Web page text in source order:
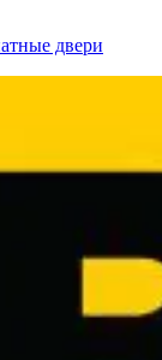
двери